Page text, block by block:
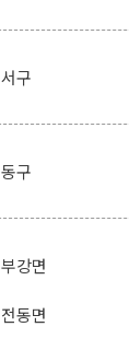
서구
동구
부강면
전동면